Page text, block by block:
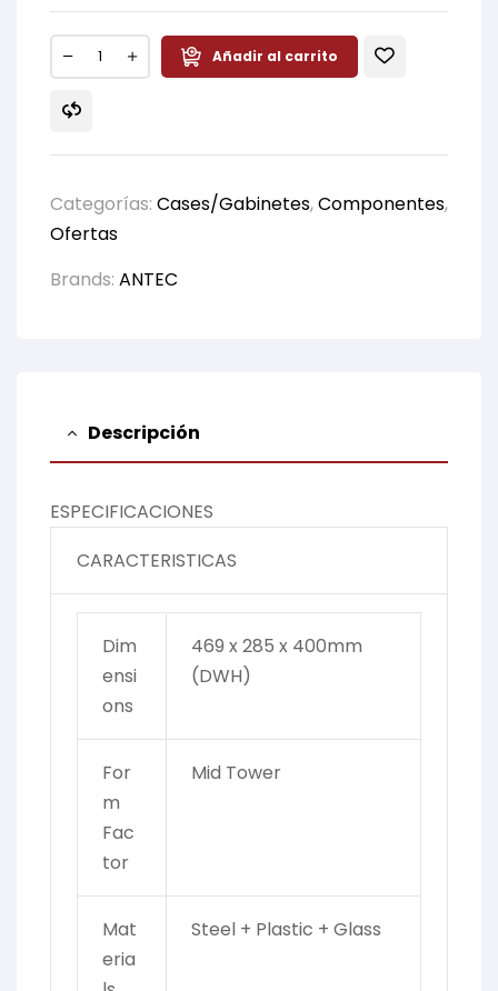
Añadir al carrito
Categorías: Cases/Gabinetes,Componentes,
Ofertas
Brands: ANTEC
Descripción
ESPECIFICACIONES
CARACTERISTICAS
Dim
ensi
ons
469 x 285 x 400mm
(DWH)
For
m
Fac
tor
Mid Tower
Mat
eria
Steel + Plastic + Glass